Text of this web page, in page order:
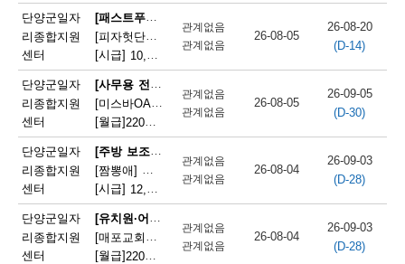
단양군일자
리종합지원
센터
[패스트푸드 준비원]
[피자헛단양점]피자헛 단양점 파트타임 직원 모집
[시급] 10,320원 | 충청북도 단양군 단양읍 삼봉로 247
관계없음
관계없음
26-08-05
26-08-20
(D-14)
단양군일자
리종합지원
센터
[사무용 전자기기 설치 및 수리원(컴퓨터 제외)]
[미스바OA] 사무기기 서비스 직원 모집
[월급] 220만원
관계없음
관계없음
26-08-05
26-09-05
(D-30)
단양군일자
리종합지원
센터
[주방 보조원(일반 음식점)]
[짬뽕애] 주방보조 및 홀서빙 모집
[시급] 12,000원 | 충청북도 단양군 단양읍 별곡8길 6-1
관계없음
관계없음
26-08-04
26-09-03
(D-28)
단양군일자
리종합지원
센터
[유치원·어린이집 급식 조리사]
[매포교회어린이집] 어린이집 조리사(정규직) 채용
[월급] 220만원
관계없음
관계없음
26-08-04
26-09-03
(D-28)
는
채
용
정
보
단
양
군
채